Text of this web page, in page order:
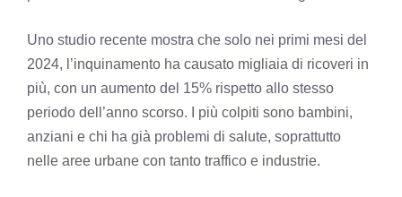
Uno studio recente mostra che solo nei primi mesi del
2024, l’inquinamento ha causato migliaia di ricoveri in
più, con un aumento del 15% rispetto allo stesso
periodo dell’anno scorso. I più colpiti sono bambini,
anziani e chi ha già problemi di salute, soprattutto
nelle aree urbane con tanto traffico e industrie.